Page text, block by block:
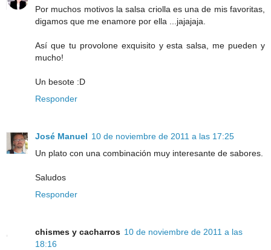
Por muchos motivos la salsa criolla es una de mis favoritas,
digamos que me enamore por ella ...jajajaja.
Así que tu provolone exquisito y esta salsa, me pueden y
mucho!
Un besote :D
Responder
José Manuel 10 de noviembre de 2011 a las 17:25
Un plato con una combinación muy interesante de sabores.
Saludos
Responder
chismes y cacharros 10 de noviembre de 2011 a las
18:16